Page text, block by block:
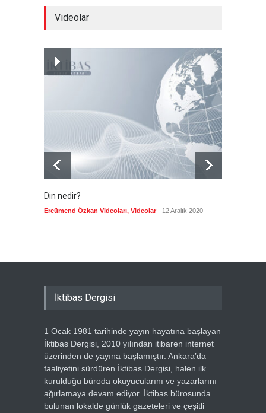
Kolombiya, solcu Petro'nun
yerine aşırı sağcı Espriella'yı
Güncel 8 Ağustos 2026
Videolar
Din nedir?
Ercümend Özkan Videoları, Videolar 12 Aralık 2020
İktibas Dergisi
1 Ocak 1981 tarihinde yayın hayatına başlayan
İktibas Dergisi, 2010 yılından itibaren internet
üzerinden de yayına başlamıştır. Ankara’da
faaliyetini sürdüren İktibas Dergisi, halen ilk
kurulduğu büroda okuyucularını ve yazarlarını
ağırlamaya devam ediyor. İktibas bürosunda
bulunan lokalde günlük gazeteleri ve çeşitli